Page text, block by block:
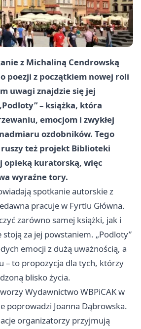
z Michaliną Cendrowską
poezji z początkiem nowej roli
uwagi znajdzie się jej
– książka, która
emocjom i zwykłej
ozdobników. Tego
też projekt Biblioteki
opieką kuratorską, więc
wyraźne tory.
spotkanie autorskie z
pracuje w Fyrtlu Główna.
zarówno samej książki, jak i
za jej powstaniem. „Podloty”
emocji z dużą uważnością, a
– to propozycja dla tych, którzy
blisko życia.
Wydawnictwo WBPiCAK w
poprowadzi Joanna Dąbrowska.
organizatorzy przyjmują